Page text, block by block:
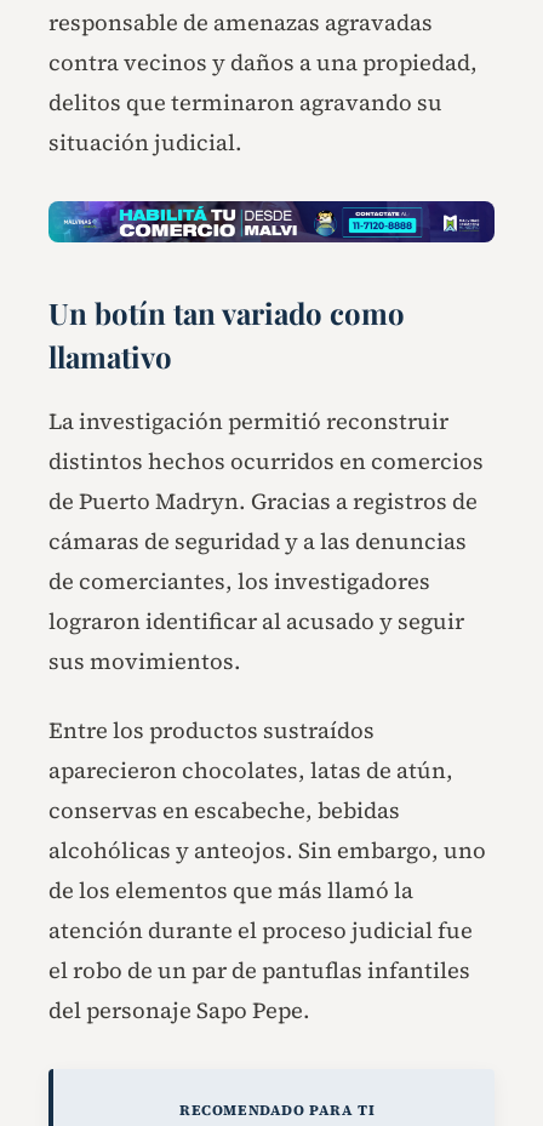
responsable de amenazas agravadas
contra vecinos y daños a una propiedad,
delitos que terminaron agravando su
situación judicial.
Un botín tan variado como
llamativo
La investigación permitió reconstruir
distintos hechos ocurridos en comercios
de Puerto Madryn. Gracias a registros de
cámaras de seguridad y a las denuncias
de comerciantes, los investigadores
lograron identificar al acusado y seguir
sus movimientos.
Entre los productos sustraídos
aparecieron chocolates, latas de atún,
conservas en escabeche, bebidas
alcohólicas y anteojos. Sin embargo, uno
de los elementos que más llamó la
atención durante el proceso judicial fue
el robo de un par de pantuflas infantiles
del personaje Sapo Pepe.
RECOMENDADO PARA TI